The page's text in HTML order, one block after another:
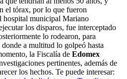
el tórax, por lo que fueron
hospital municipal Mariano
los disparos, fue interceptado
lo rodearon, para
a multitud lo golpeó hasta
la Fiscalía de Edomex
pertinentes, además de
los hechos. Te puede interesar: